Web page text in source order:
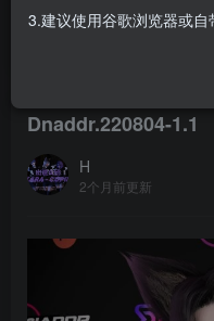
Dnaddr.220804-1.1
H
2个月前更新
3.建议使用谷歌浏览器或